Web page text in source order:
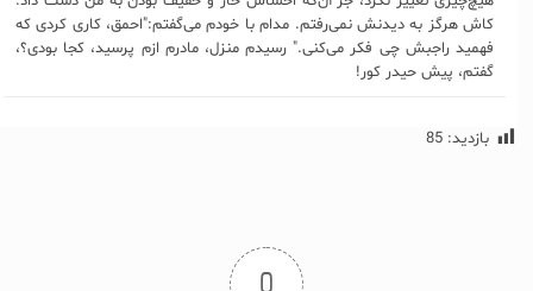
کاش هرگز به دیدنش نمی‌رفتم. مدام با خودم می‌گفتم:"احمق، کاری کردی که
فهمید راجبش چی فکر می‌کنی." رسیدم منزل، مادرم ازم پرسید، کجا بودی؟،
گفتم، پیش حیدر کور!
بازدید: 85
0